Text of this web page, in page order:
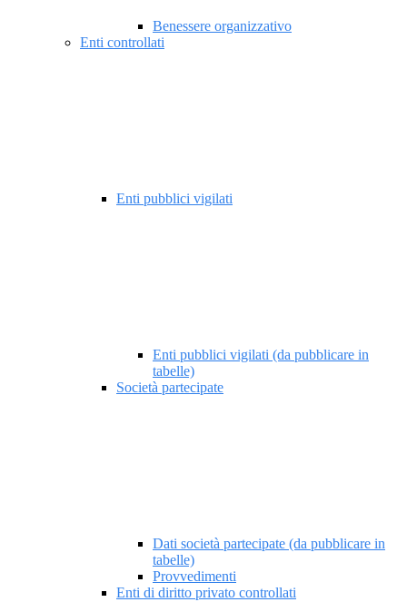
Benessere organizzativo
Enti controllati
Enti pubblici vigilati
Enti pubblici vigilati (da pubblicare in
tabelle)
Società partecipate
Dati società partecipate (da pubblicare in
tabelle)
Provvedimenti
Enti di diritto privato controllati